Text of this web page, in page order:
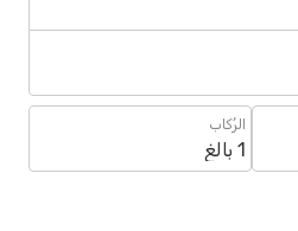
الرُكاب
1 بالغ